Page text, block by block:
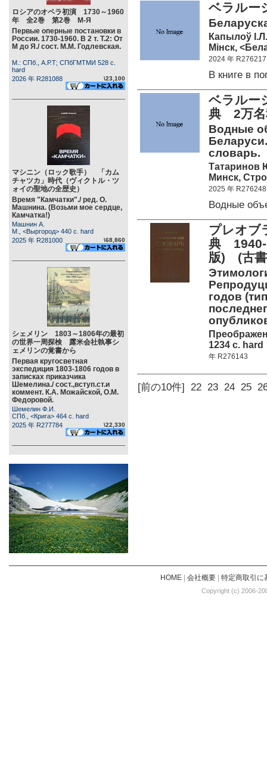
ロシアのオペラ初演 1730～1960
年 全2巻 第2巻 М-Я
Первые оперные постановки в
России. 1730-1960. В 2 т. Т.2: От
М до Я./ сост. М.М. Годлевская.
М.: СПб., А.Р.Т; СПбГМТМИ 528 c.
hard
2026 年 R281088
\23,100
マシニン（ロック歌手） 「カム
チャツカ」時代（ヴィクトル・ツ
ォイの聖地の全歴史）
Время "Камчатки"./ ред. О.
Машнина. (Возьми мое сердце,
Камчатка!)
Машнин А.
М., <Выргород> 440 c. hard
2025 年 R281000
\68,860
シェメリン 1803～1806年の最初
の世界一周探検 露米会社執事シ
ェメリンの覚書から
Первая кругосветная
экспедиция 1803-1806 годов в
записках приказчика
Шемелина./ сост.,вступ.ст.и
коммент. К.А. Можайской, О.М.
Федоровой.
Шемелин Ф.И.
СПб., <Крига> 464 c. hard
2025 年 R277784
\22,330
ベラル
Капылоў I.Л.
Мiнск,
2024 年 R276217
В книге в
ベラルー
典 2万名
Водные
словарь.
Татаринов
Минск,
2025 年 R276248
Водные
プレオブ
典 1940-
版) (古書
годов
1234 c. hard
年 R276143
[前の10件] 22 23 24 25
HOME| 会社概要| 特定商取引に
Copyright (c) 2006-